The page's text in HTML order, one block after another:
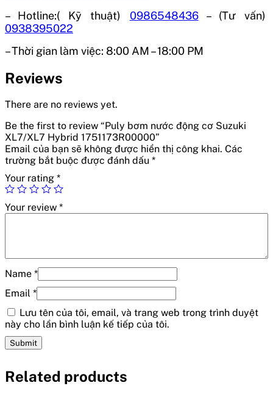
– Hotline:( Kỹ thuật) 0986548436– (Tư vấn)
0938395022
– Thời gian làm việc: 8:00 AM – 18:00 PM
Reviews
There are no reviews yet.
Be the first to review “Puly bơm nước động cơ Suzuki
XL7/XL7 Hybrid 1751173R00000”
Email của bạn sẽ không được hiển thị công khai. Các
trường bắt buộc được đánh dấu *
Your rating *
Your review *
Name *
Email *
Lưu tên của tôi, email, và trang web trong trình duyệt
này cho lần bình luận kế tiếp của tôi.
Related products